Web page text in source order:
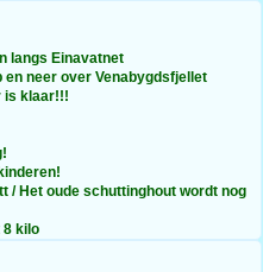
langs Einavatnet
en neer over Venabygdsfjellet
is klaar!!!
/ Het oude schuttinghout wordt nog
8 kilo